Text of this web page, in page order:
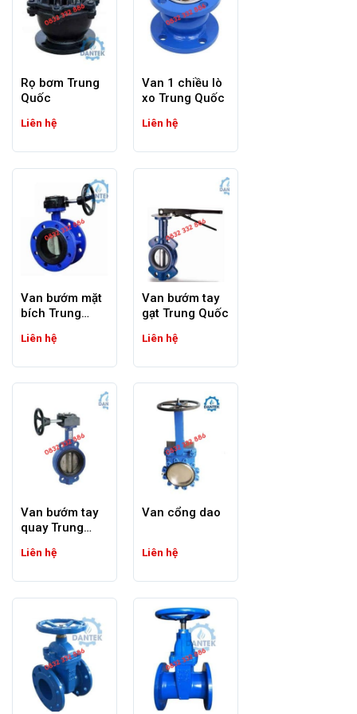
sử dụng trong các ngành công
nghiệp khác nhau.
Van một chiều lò xo Trung Quốc- dantek
*Cải tiến công nghệ và chất
lượng:
Với sự đầu tư mạnh mẽ
vào công nghệ và quy trình
sản xuất, nhiều nhà sản
xuất Trung Quốc đã nâng
quốc tế và đảm bảo hiệu
suất làm việc tốt.
*Khả năng cung ứng lớn và nhanh
chóng:
Trung Quốc có khả năng sản xuất
cung cấp sản phẩm nhanh chóng
và đáp ứng nhu cầu thị trường kịp
thời.
Rọ bơm Trung
Quốc
Liên hệ
Van 1 chiều lò
xo Trung Quốc
Liên hệ
Van bướm mặt
bích Trung
Liên hệ
Van bướm tay
gạt Trung Quốc
Liên hệ
Van bướm tay
quay Trung
Liên hệ
Van cổng dao
Liên hệ